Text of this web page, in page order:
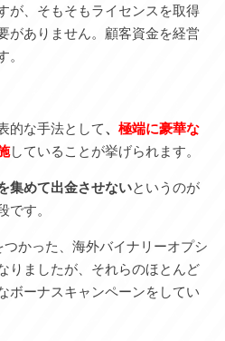
が、そもそもライセンスを取得
がありません。顧客資金を経営
。
的な手法として、 極端に豪華な
していることが挙げられます。
集めて出金させないというのが
です。
かった、海外バイナリーオプシ
りましたが、それらのほとんど
ボーナスキャンペーンをしてい